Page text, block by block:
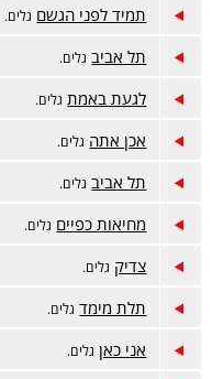
תמיד לפני הגשם גלים.
תל אביב גלים.
לגעת באמת גלים.
אכן אתה גלים.
תל אביב גלים.
מחיאות כפיים גלים.
צדיק גלים.
תלת מימד גלים.
אני כאן גלים.